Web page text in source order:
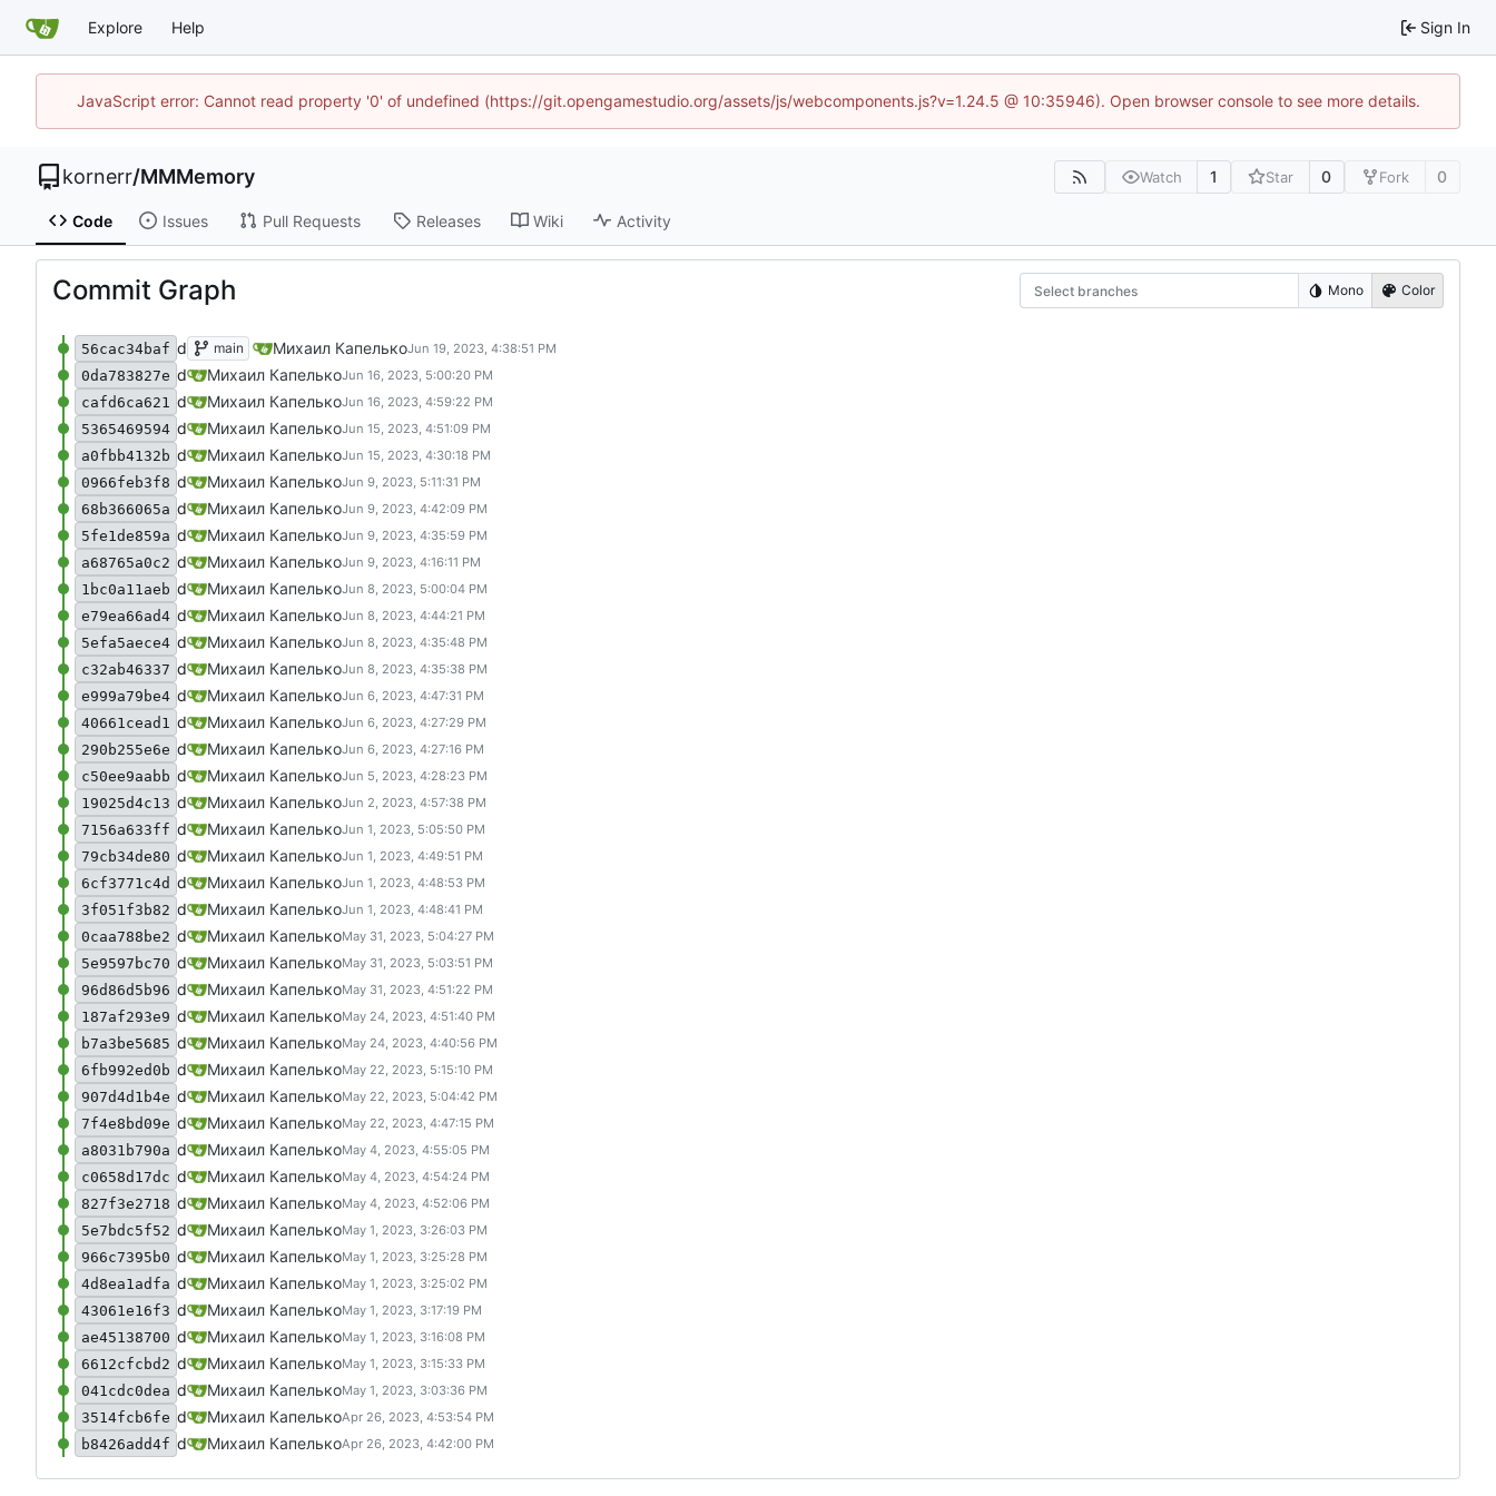
Explore Help Sign In
JavaScript error: Cannot read property '0' of undefined (https://git.opengamestudio.org/assets/js/webcomponents.js?v=1.24.5 @ 10:35946). Open browser console to see more details.
kornerr/MMMemory Watch 1 Star 0 Fork 0
Code Issues Pull Requests Releases Wiki Activity
Commit Graph Select branches Mono Color
56cac34baf d main Михаил Капелько
0da783827e d Михаил Капелько
cafd6ca621 d Михаил Капелько
5365469594 d Михаил Капелько
a0fbb4132b d Михаил Капелько
0966feb3f8 d Михаил Капелько
68b366065a d Михаил Капелько
5fe1de859a d Михаил Капелько
a68765a0c2 d Михаил Капелько
1bc0a11aeb d Михаил Капелько
e79ea66ad4 d Михаил Капелько
5efa5aece4 d Михаил Капелько
c32ab46337 d Михаил Капелько
e999a79be4 d Михаил Капелько
40661cead1 d Михаил Капелько
290b255e6e d Михаил Капелько
c50ee9aabb d Михаил Капелько
19025d4c13 d Михаил Капелько
7156a633ff d Михаил Капелько
79cb34de80 d Михаил Капелько
6cf3771c4d d Михаил Капелько
3f051f3b82 d Михаил Капелько
0caa788be2 d Михаил Капелько
5e9597bc70 d Михаил Капелько
96d86d5b96 d Михаил Капелько
187af293e9 d Михаил Капелько
b7a3be5685 d Михаил Капелько
6fb992ed0b d Михаил Капелько
907d4d1b4e d Михаил Капелько
7f4e8bd09e d Михаил Капелько
a8031b790a d Михаил Капелько
c0658d17dc d Михаил Капелько
827f3e2718 d Михаил Капелько
5e7bdc5f52 d Михаил Капелько
966c7395b0 d Михаил Капелько
4d8ea1adfa d Михаил Капелько
43061e16f3 d Михаил Капелько
ae45138700 d Михаил Капелько
6612cfcbd2 d Михаил Капелько
041cdc0dea d Михаил Капелько
3514fcb6fe d Михаил Капелько
b8426add4f d Михаил Капелько